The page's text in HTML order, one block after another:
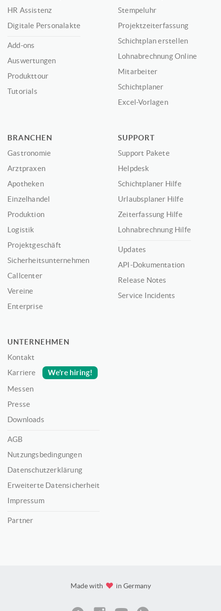
HR Assistenz
Digitale Personalakte
Add-ons
Auswertungen
Produkttour
Tutorials
Stempeluhr
Projektzeiterfassung
Schichtplan erstellen
Lohnabrechnung Online
Mitarbeiter
Schichtplaner
Excel-Vorlagen
BRANCHEN
Gastronomie
Arztpraxen
Apotheken
Einzelhandel
Produktion
Logistik
Projektgeschäft
Sicherheitsunternehmen
Callcenter
Vereine
Enterprise
SUPPORT
Support Pakete
Helpdesk
Schichtplaner Hilfe
Urlaubsplaner Hilfe
Zeiterfassung Hilfe
Lohnabrechnung Hilfe
Updates
API-Dokumentation
Release Notes
Service Incidents
UNTERNEHMEN
Kontakt
Karriere
We’re hiring!
Messen
Presse
Downloads
AGB
Nutzungsbedingungen
Datenschutzerklärung
Erweiterte Datensicherheit
Impressum
Partner
Made with in Germany